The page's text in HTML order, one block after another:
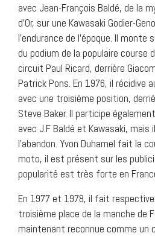
avec Jean-François Baldé, de la
d’Or, sur une Kawasaki Godier-
l’endurance de l’époque. Il monte
du podium de la populaire course
circuit Paul Ricard, derrière
Patrick Pons. En 1976, il récidive
avec une troisième position,
Steve Baker. Il participe
avec J.F Baldé et Kawasaki,
l’abandon. Yvon Duhamel fait la
moto, il est présent sur les
popularité est très forte en
En 1977 et 1978, il fait
troisième place de la manche de
maintenant reconnue comme un